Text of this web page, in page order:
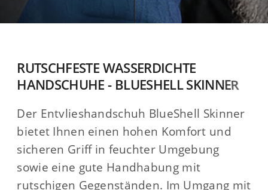
RUTSCHFESTE WASSERDICHTE
HANDSCHUHE - BLUESHELL SKINNER
Der Entvlieshandschuh BlueShell Skinner
bietet Ihnen einen hohen Komfort und
sicheren Griff in feuchter Umgebung
sowie eine gute Handhabung mit
rutschigen Gegenständen. Im Umgang mit